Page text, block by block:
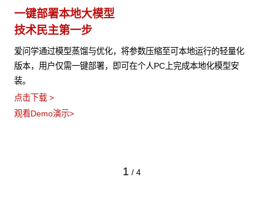
一键部署本地大模型
技术民主第一步
爱问学通过模型蒸馏与优化，将参数压缩至可本地运行的轻量化
版本，用户仅需一键部署，即可在个人PC上完成本地化模型安
装。
点击下载 >
观看Demo演示>
1 / 4